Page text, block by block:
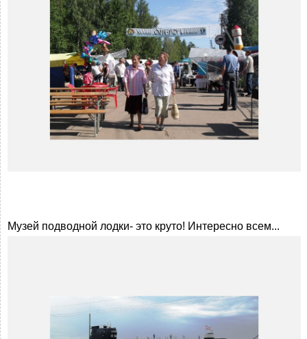
Музей подводной лодки- это круто! Интересно всем...